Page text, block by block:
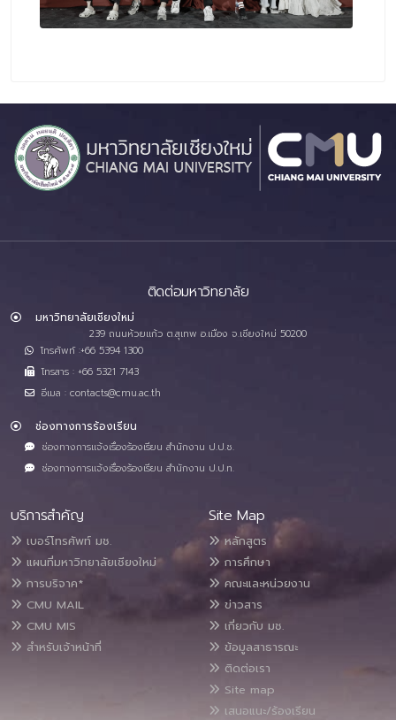
ติดต่อมหาวิทยาลัย
มหาวิทยาลัยเชียงใหม่
239 ถนนห้วยแก้ว ต.สุเทพ อ.เมือง จ.เชียงใหม่ 50200
โทรศัพท์ :+66 5394 1300
โทรสาร : +66 5321 7143
อีเมล : contacts@cmu.ac.th
ช่องทางการร้องเรียน
ช่องทางการแจ้งเรื่องร้องเรียน สำนักงาน ป.ป.ช.
ช่องทางการแจ้งเรื่องร้องเรียน สำนักงาน ป.ป.ท.
บริการสำคัญ
เบอร์โทรศัพท์ มช.
แผนที่มหาวิทยาลัยเชียงใหม่
การบริจาค*
CMU MAIL
CMU MIS
สำหรับเจ้าหน้าที่
Site Map
หลักสูตร
การศึกษา
คณะและหน่วยงาน
ข่าวสาร
เกี่ยวกับ มช.
ข้อมูลสาธารณะ
ติดต่อเรา
Site map
เสนอแนะ/ร้องเรียน